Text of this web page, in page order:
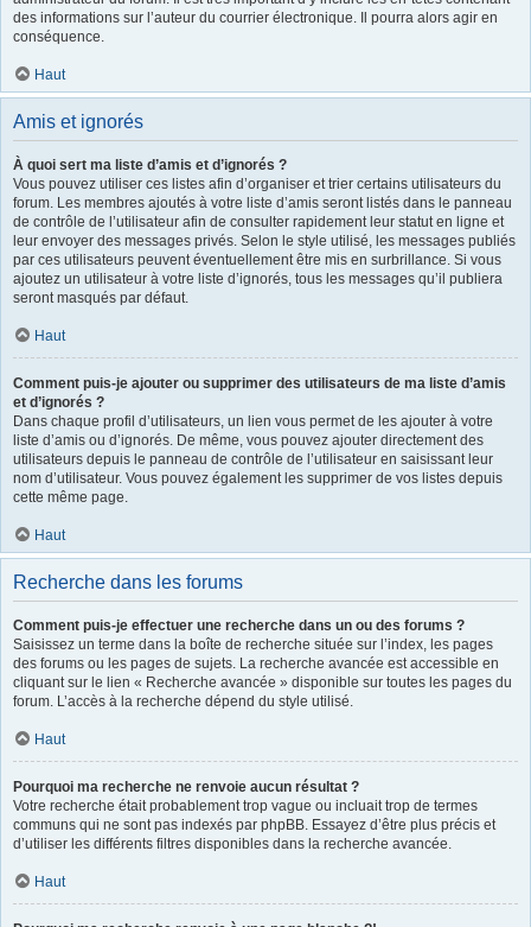
des informations sur l’auteur du courrier électronique. Il pourra alors agir en
conséquence.
Haut
Amis et ignorés
À quoi sert ma liste d’amis et d’ignorés ?
Vous pouvez utiliser ces listes afin d’organiser et trier certains utilisateurs du
forum. Les membres ajoutés à votre liste d’amis seront listés dans le panneau
de contrôle de l’utilisateur afin de consulter rapidement leur statut en ligne et
leur envoyer des messages privés. Selon le style utilisé, les messages publiés
par ces utilisateurs peuvent éventuellement être mis en surbrillance. Si vous
ajoutez un utilisateur à votre liste d’ignorés, tous les messages qu’il publiera
seront masqués par défaut.
Haut
Comment puis-je ajouter ou supprimer des utilisateurs de ma liste d’amis
et d’ignorés ?
Dans chaque profil d’utilisateurs, un lien vous permet de les ajouter à votre
liste d’amis ou d’ignorés. De même, vous pouvez ajouter directement des
utilisateurs depuis le panneau de contrôle de l’utilisateur en saisissant leur
nom d’utilisateur. Vous pouvez également les supprimer de vos listes depuis
cette même page.
Haut
Recherche dans les forums
Comment puis-je effectuer une recherche dans un ou des forums ?
Saisissez un terme dans la boîte de recherche située sur l’index, les pages
des forums ou les pages de sujets. La recherche avancée est accessible en
cliquant sur le lien « Recherche avancée » disponible sur toutes les pages du
forum. L’accès à la recherche dépend du style utilisé.
Haut
Pourquoi ma recherche ne renvoie aucun résultat ?
Votre recherche était probablement trop vague ou incluait trop de termes
communs qui ne sont pas indexés par phpBB. Essayez d’être plus précis et
d’utiliser les différents filtres disponibles dans la recherche avancée.
Haut